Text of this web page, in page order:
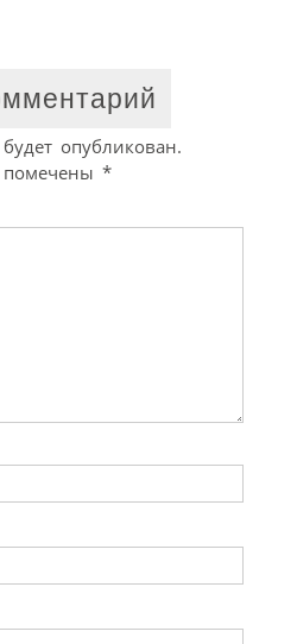
опубликован.
*